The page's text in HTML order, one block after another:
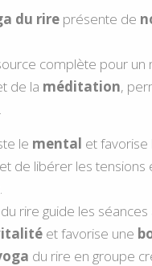
du rireprésente de
complète pour un
de la méditation,
le mental et
libérer les tensions
du rire guide les
et favorise une
du rire en groupe